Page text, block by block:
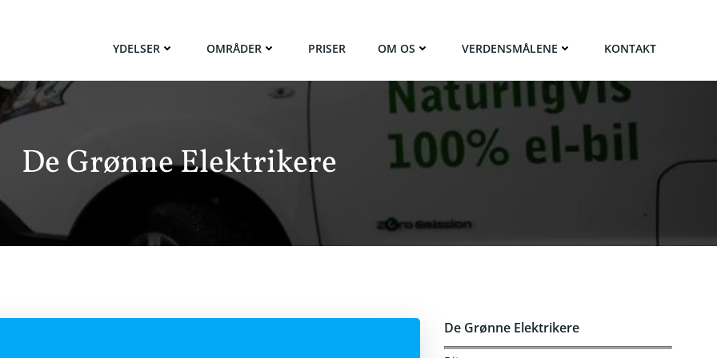
YDELSER OMRÅDER PRISER OM OS VERDENSMÅLENE KONTAKT
De Grønne Elektrikere
De Grønne Elektrikere